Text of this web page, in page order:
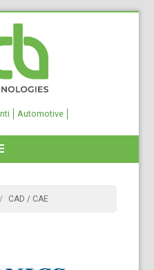
Automotive
CAD / CAE